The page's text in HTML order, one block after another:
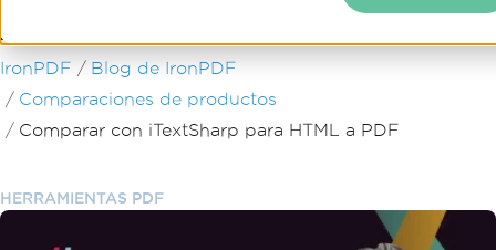
Saltar al pie de página
IronPDF
Blog de IronPDF
Comparaciones de productos
Comparar con iTextSharp para HTML a PDF
HERRAMIENTAS PDF